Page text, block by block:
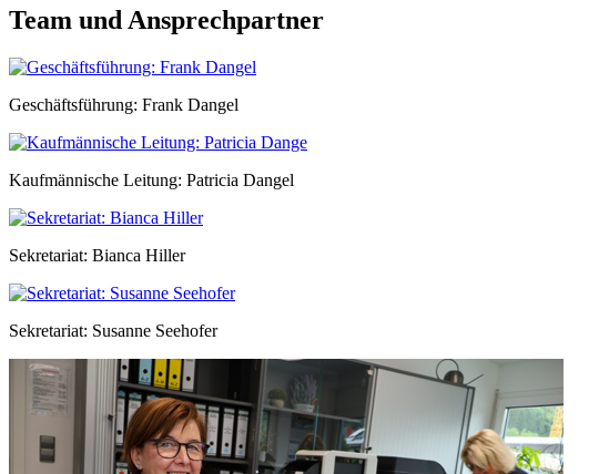
Team und Ansprechpartner
Geschäftsführung: Frank Dangel
Kaufmännische Leitung: Patricia Dangel
Sekretariat: Bianca Hiller
Sekretariat: Susanne Seehofer